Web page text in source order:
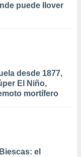
puede llover
desde 1877,
El Niño,
mortífero
el